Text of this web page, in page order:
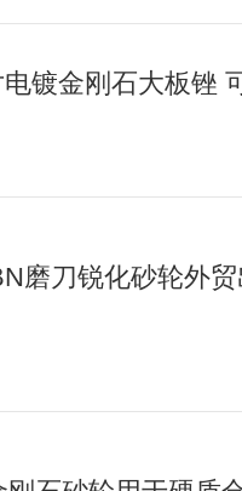
镀金刚石大板锉
磨刀锐化砂轮外